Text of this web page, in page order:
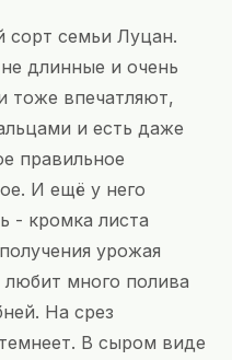
сорт семьи Луцан.
длинные и очень
тоже впечатляют,
и есть даже
правильное
И ещё у него
- кромка листа
урожая
любит много полива
На срез
В сыром виде